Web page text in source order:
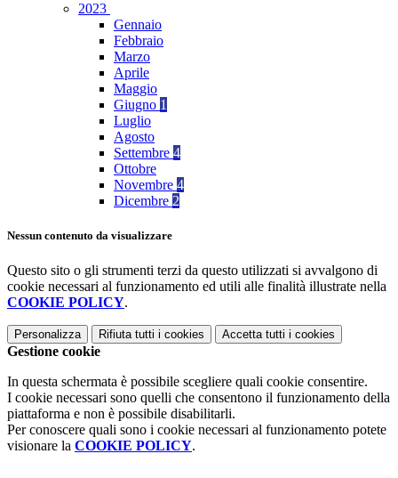
2023
Gennaio
Febbraio
Marzo
Aprile
Maggio
Giugno 1
Luglio
Agosto
Settembre 4
Ottobre
Novembre 4
Dicembre 2
Nessun contenuto da visualizzare
Questo sito o gli strumenti terzi da questo utilizzati si avvalgono di
cookie necessari al funzionamento ed utili alle finalità illustrate nella
COOKIE POLICY.
Personalizza Rifiuta tutti i cookies Accetta tutti i cookies
Gestione cookie
In questa schermata è possibile scegliere quali cookie consentire.
I cookie necessari sono quelli che consentono il funzionamento della
piattaforma e non è possibile disabilitarli.
Per conoscere quali sono i cookie necessari al funzionamento potete
visionare la COOKIE POLICY.